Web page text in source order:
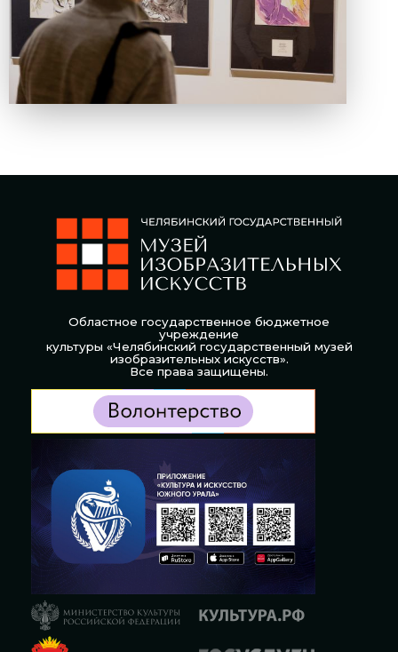
Областное государственное бюджетное
учреждение
культуры «Челябинский государственный музей
изобразительных искусств».
Все права защищены.